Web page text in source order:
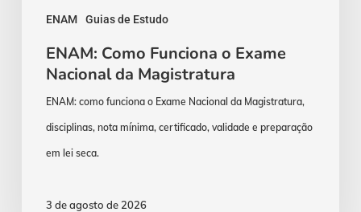
ENAM Guias de Estudo
ENAM: Como Funciona o Exame
Nacional da Magistratura
ENAM: como funciona o Exame Nacional da Magistratura,
disciplinas, nota mínima, certificado, validade e preparação
em lei seca.
3 de agosto de 2026